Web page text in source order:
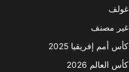
غولف
غير مصنف
كأس أمم إفريقيا 2025
كأس العالم 2026